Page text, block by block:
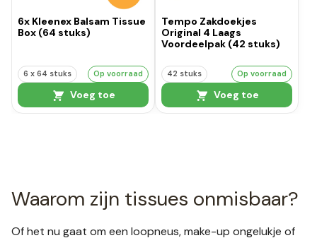
6x Kleenex Balsam Tissue
Box (64 stuks)
6 x 64 stuks Op voorraad
Voeg toe
Tempo Zakdoekjes
Original 4 Laags
Voordeelpak (42 stuks)
42 stuks Op voorraad
Voeg toe
Waarom zijn tissues onmisbaar?
Of het nu gaat om een loopneus, make-up ongelukje of